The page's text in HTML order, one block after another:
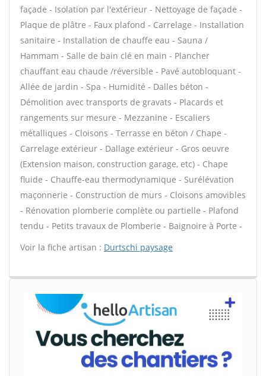
façade - Isolation par l'extérieur - Nettoyage de façade -
Plaque de plâtre - Faux plafond - Carrelage - Installation
sanitaire - Installation de chauffe eau - Sauna /
Hammam - Salle de bain clé en main - Plancher
chauffant eau chaude /réversible - Pavé autobloquant -
Allée de jardin - Spa - Humidité - Dalles béton -
Démolition avec transports de gravats - Placards et
rangements sur mesure - Mezzanine - Escaliers
métalliques - Cloisons - Terrasse en béton / Chape -
Carrelage extérieur - Dallage extérieur - Gros oeuvre
(Extension maison, construction garage, etc) - Chape
fluide - Chauffe-eau thermodynamique - Surélévation
maçonnerie - Construction de murs - Cloisons amovibles
- Rénovation plomberie complète ou partielle - Plafond
tendu - Petits travaux de Plomberie - Baignoire à Porte -
Voir la fiche artisan : Durtschi paysage